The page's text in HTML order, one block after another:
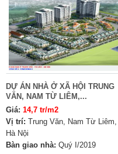
DỰ ÁN NHÀ Ở XÃ HỘI TRUNG
VĂN, NAM TỪ LIÊM,...
Giá: 14,7 tr/m2
Vị trí: Trung Văn, Nam Từ Liêm,
Hà Nội
Bàn giao nhà: Quý I/2019